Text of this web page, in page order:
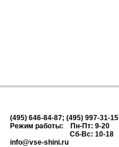
(495) 646-84-87; (495) 997-31-15
Режим работы: Пн-Пт: 9-20
Сб-Вс: 10-18
info@vse-shini.ru